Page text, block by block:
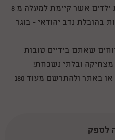
מוזיקלדת הינה חברה להפעלות ילדים אשר קיימת למעלה מ 8
בהובלת נדב יהודאי - בוגר
שאתם בידיים טובות
מצחיקה ובלתי נשכחת!
מוזמנים לבקר אותנו בפייסבוק או באתר ולהתרשם מעוד 180
לספק